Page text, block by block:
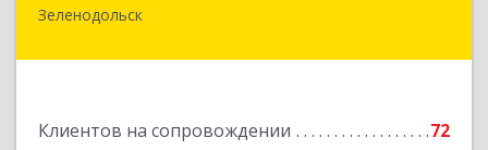
Зеленодольск
Клиентов на сопровождении 72
422521, Татарстан Респ (Татарстан),
Подробнее